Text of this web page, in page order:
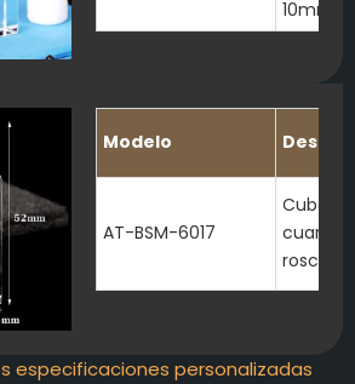
10mm
Modelo
AT-BSM-6017
Cubeta
cuarzo
rosca
especificaciones personalizadas